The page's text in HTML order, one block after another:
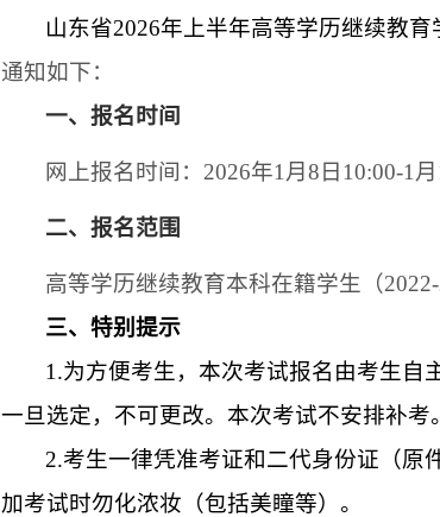
山东省2026年上半年高等学历继续教
通知如下：
一、报名时间
网上报名时间：2026年1月8日10:00-1月
二、报名范围
高等学历继续教育本科在籍学生（
三、特别提示
1.为方便考生，本次考试报名由考生自
一旦选定，不可更改。本次考试不安排补考。
2.考生一律凭准考证和二代身份证（原
加考试时勿化浓妆（包括美瞳等）。